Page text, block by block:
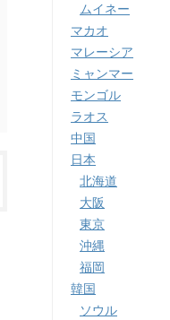
ムイネー
マカオ
マレーシア
ミャンマー
モンゴル
ラオス
中国
日本
北海道
大阪
東京
沖縄
福岡
韓国
ソウル